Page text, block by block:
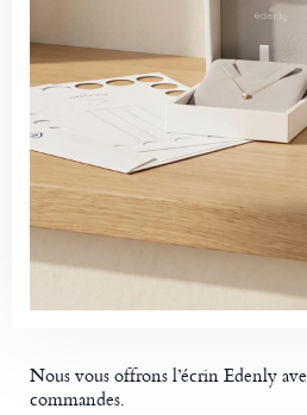
Nous vous offrons l’écrin Edenly
commandes.